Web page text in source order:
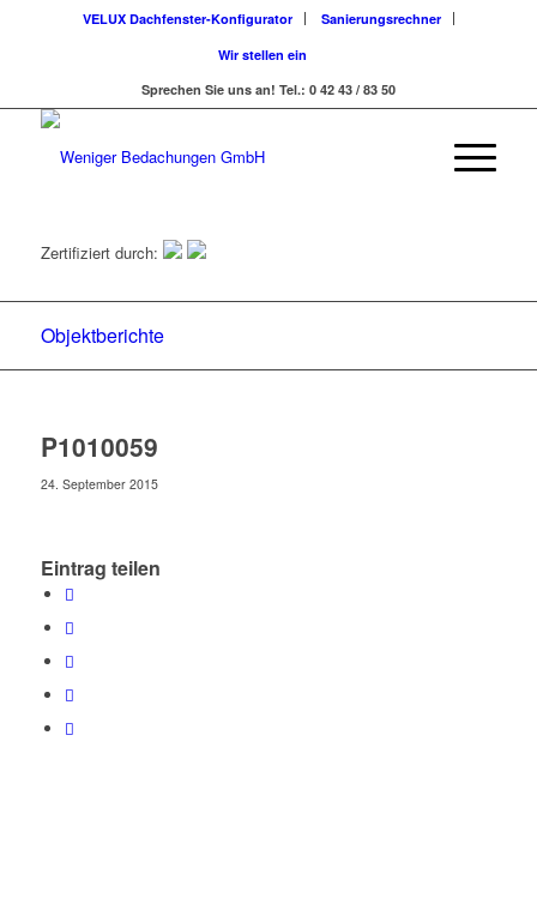
VELUX Dachfenster-Konfigurator
Sanierungsrechner
Wir stellen ein
Sprechen Sie uns an! Tel.: 0 42 43 / 83 50
Zertifiziert durch:
Objektberichte
P1010059
24. September 2015
Eintrag teilen